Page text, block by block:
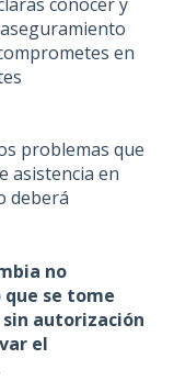
en
problemas que
asistencia en
deberá
no
se tome
autorización
el